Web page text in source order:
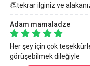
👏tekrar ilginiz ve
Adam mamaladze
Her şey için çok
görüşebilmek dileğiyle